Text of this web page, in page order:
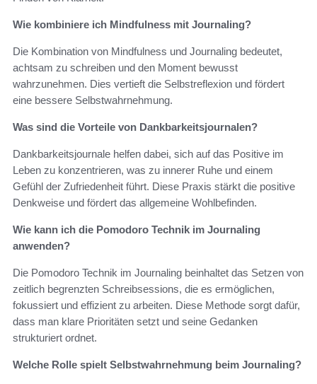
Wie kombiniere ich Mindfulness mit Journaling?
Die Kombination von Mindfulness und Journaling bedeutet,
achtsam zu schreiben und den Moment bewusst
wahrzunehmen. Dies vertieft die Selbstreflexion und fördert
eine bessere Selbstwahrnehmung.
Was sind die Vorteile von Dankbarkeitsjournalen?
Dankbarkeitsjournale helfen dabei, sich auf das Positive im
Leben zu konzentrieren, was zu innerer Ruhe und einem
Gefühl der Zufriedenheit führt. Diese Praxis stärkt die positive
Denkweise und fördert das allgemeine Wohlbefinden.
Wie kann ich die Pomodoro Technik im Journaling
anwenden?
Die Pomodoro Technik im Journaling beinhaltet das Setzen von
zeitlich begrenzten Schreibsessions, die es ermöglichen,
fokussiert und effizient zu arbeiten. Diese Methode sorgt dafür,
dass man klare Prioritäten setzt und seine Gedanken
strukturiert ordnet.
Welche Rolle spielt Selbstwahrnehmung beim Journaling?